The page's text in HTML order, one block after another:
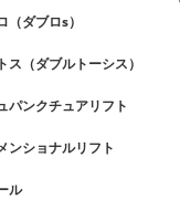
（ダブロs）
ス（ダブルトーシス）
パンクチュアリフト
ンショナルリフト
ル